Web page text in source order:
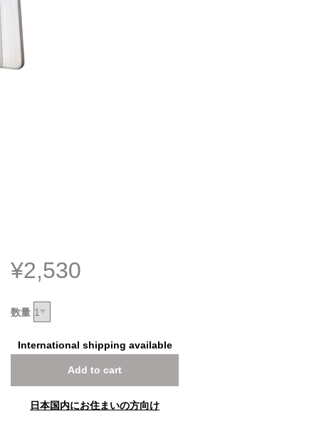
¥2,530
数量
International shipping available
Add to cart
日本国内にお住まいの方向け